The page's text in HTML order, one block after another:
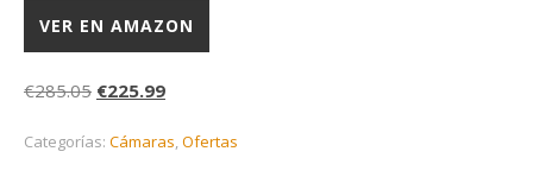
VER EN AMAZON
€285.05 El precio original era: €285.05.
€225.99El precio actual es: €225.99.
Categorías: Cámaras,Ofertas